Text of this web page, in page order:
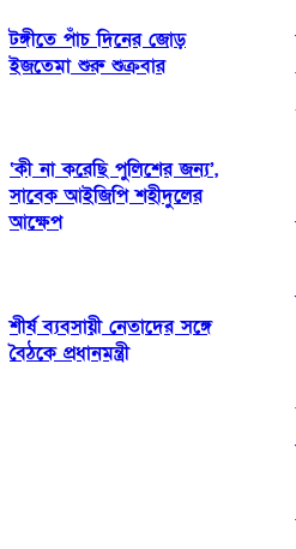
টঙ্গীতে পাঁচ দিনের জোড়
ইজতেমা শুরু শুক্রবার
‘কী না করেছি পুলিশের জন্য’,
সাবেক আইজিপি শহীদুলের
আক্ষেপ
শীর্ষ ব্যবসায়ী নেতাদের সঙ্গে
বৈঠকে প্রধানমন্ত্রী